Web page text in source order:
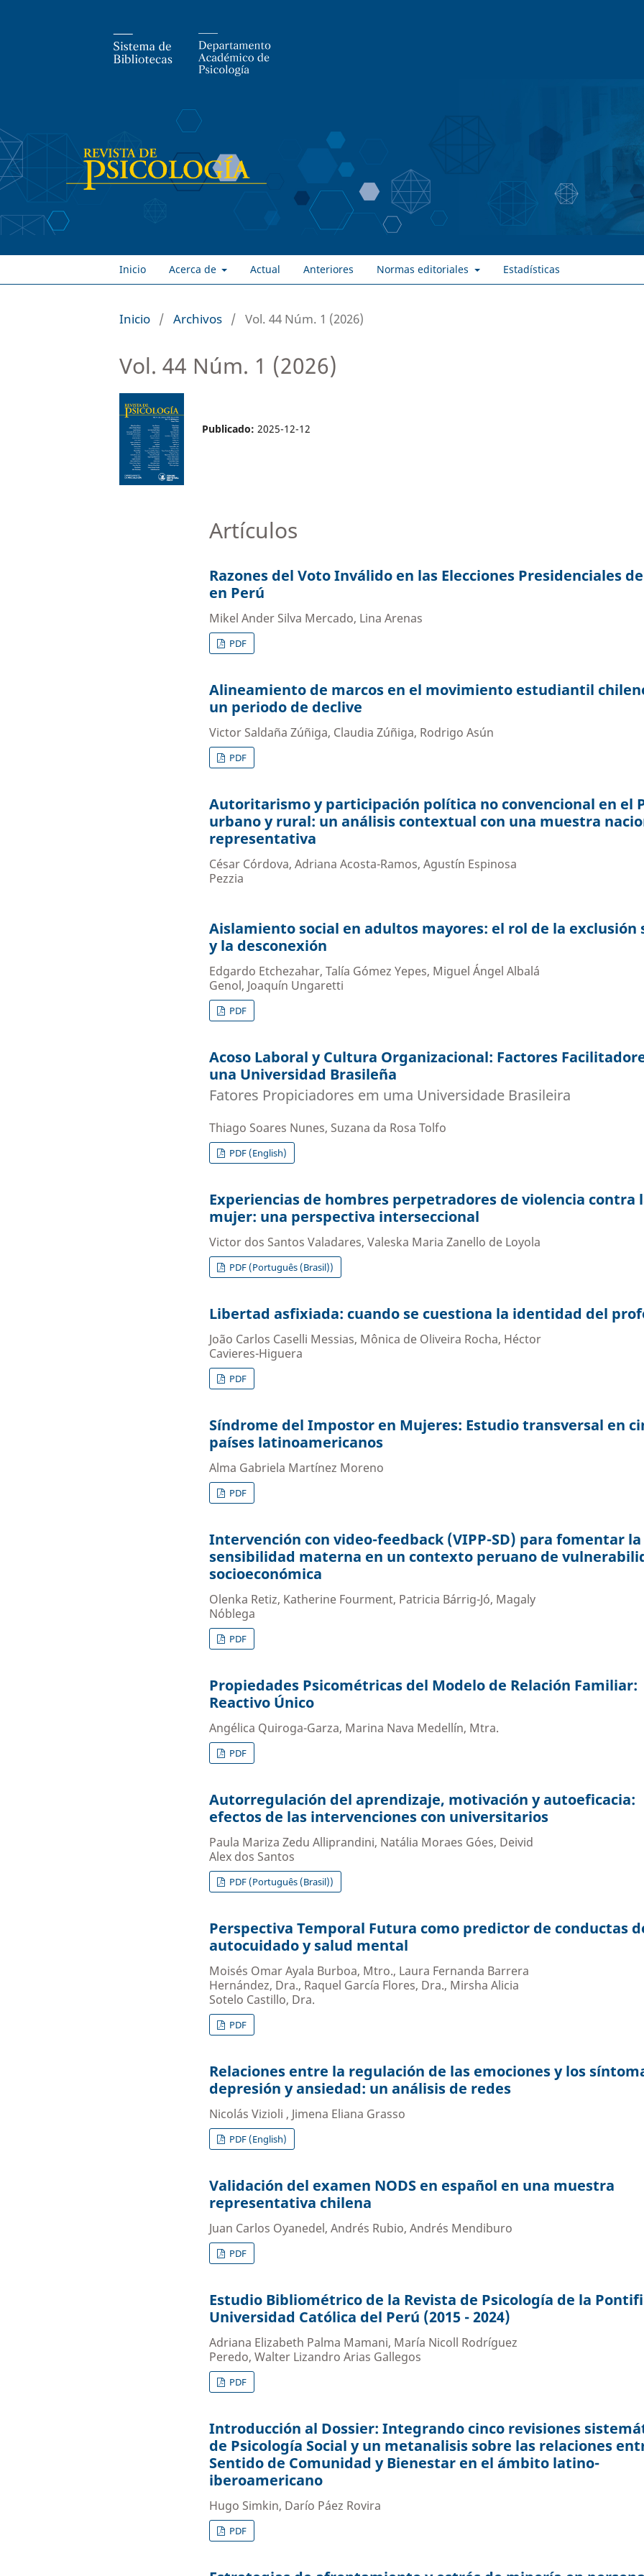
Inicio Acerca de Actual Anteriores Normas editoriales Estadísticas
Inicio / Archivos / Vol. 44 Núm. 1 (2026)
Vol. 44 Núm. 1 (2026)
Publicado: 2025-12-12
Artículos
Razones del Voto Inválido en las Elecciones Presidenciales
en Perú
Mikel Ander Silva Mercado, Lina Arenas
PDF
Alineamiento de marcos en el movimiento estudiantil
un periodo de declive
Victor Saldaña Zúñiga, Claudia Zúñiga, Rodrigo Asún
PDF
Autoritarismo y participación política no convencional en el
urbano y rural: un análisis contextual con una muestra
representativa
César Córdova, Adriana Acosta-Ramos, Agustín Espinosa
Pezzia
Aislamiento social en adultos mayores: el rol de la exclusión
y la desconexión
Edgardo Etchezahar, Talía Gómez Yepes, Miguel Ángel Albalá
Genol, Joaquín Ungaretti
PDF
Acoso Laboral y Cultura Organizacional: Factores
una Universidad Brasileña
Fatores Propiciadores em uma Universidade Brasileira
Thiago Soares Nunes, Suzana da Rosa Tolfo
PDF (English)
Experiencias de hombres perpetradores de violencia contra
mujer: una perspectiva interseccional
Victor dos Santos Valadares, Valeska Maria Zanello de Loyola
PDF (Português (Brasil))
Libertad asfixiada: cuando se cuestiona la identidad del
João Carlos Caselli Messias, Mônica de Oliveira Rocha, Héctor
Cavieres-Higuera
PDF
Síndrome del Impostor en Mujeres: Estudio transversal en
países latinoamericanos
Alma Gabriela Martínez Moreno
PDF
Intervención con video-feedback (VIPP-SD) para fomentar la
sensibilidad materna en un contexto peruano de
socioeconómica
Olenka Retiz, Katherine Fourment, Patricia Bárrig-Jó, Magaly
Nóblega
PDF
Propiedades Psicométricas del Modelo de Relación Familiar:
Reactivo Único
Angélica Quiroga-Garza, Marina Nava Medellín, Mtra.
PDF
Autorregulación del aprendizaje, motivación y autoeficacia:
efectos de las intervenciones con universitarios
Paula Mariza Zedu Alliprandini, Natália Moraes Góes, Deivid
Alex dos Santos
PDF (Português (Brasil))
Perspectiva Temporal Futura como predictor de conductas
autocuidado y salud mental
Moisés Omar Ayala Burboa, Mtro., Laura Fernanda Barrera
Hernández, Dra., Raquel García Flores, Dra., Mirsha Alicia
Sotelo Castillo, Dra.
PDF
Relaciones entre la regulación de las emociones y los
depresión y ansiedad: un análisis de redes
Nicolás Vizioli , Jimena Eliana Grasso
PDF (English)
Validación del examen NODS en español en una muestra
representativa chilena
Juan Carlos Oyanedel, Andrés Rubio, Andrés Mendiburo
PDF
Estudio Bibliométrico de la Revista de Psicología de la
Universidad Católica del Perú (2015 - 2024)
Adriana Elizabeth Palma Mamani, María Nicoll Rodríguez
Peredo, Walter Lizandro Arias Gallegos
PDF
Introducción al Dossier: Integrando cinco revisiones
de Psicología Social y un metanalisis sobre las relaciones
Sentido de Comunidad y Bienestar en el ámbito latino-
iberoamericano
Hugo Simkin, Darío Páez Rovira
PDF